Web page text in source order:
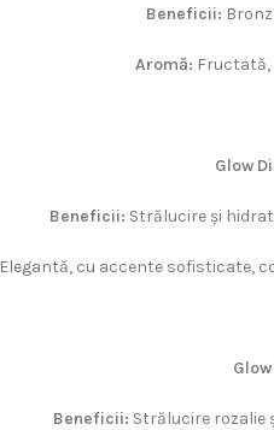
Beneficii:
Aromă: Fructată,
Glow
Beneficii: Strălucire și
Elegantă, cu accente sofisticate,
Beneficii: Strălucire rozalie